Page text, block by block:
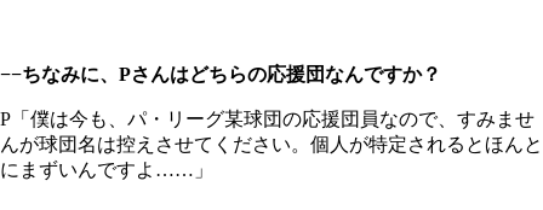
−−ちなみに、Pさんはどちらの応援団なんですか？
P「僕は今も、パ・リーグ某球団の応援団員なので、すみませ
んが球団名は控えさせてください。個人が特定されるとほんと
にまずいんですよ……」